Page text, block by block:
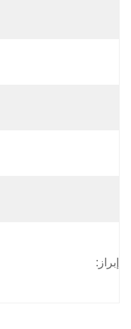
إبراز: